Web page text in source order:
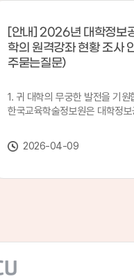
[안내] 2026년 대학정보
학의 원격강좌 현황 조사
주묻는질문)
1. 귀 대학의 무궁한 발전을 기원
한국교육학술정보원은 대학정
본 조사는 2025. 3. 1~2026. 2.
에 운영된 원격강좌(이러닝) 현
강좌(12-바)'에 데이터를 연계할
인시 캠퍼스인 경우 해당 캠퍼스
2026-04-09